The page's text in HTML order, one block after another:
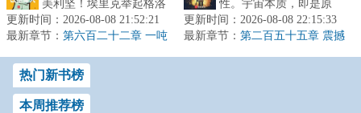
美利坚！埃里克举起格洛
克狠狠顶在犯人正在冒冷
汗的额头上，沉声道：“谁
更新时间：2026-08-08 21:52:21
最新章节： 第六百二十二章 一吨
性。宇宙本质，即是原
能。破碎的废土上，充斥
着辐射与畸变，浩瀚的星
更新时间：2026-08-08 22:15:33
最新章节： 第二百五十五章 震撼
热门新书榜
本周推荐榜